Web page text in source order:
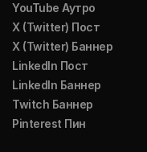
YouTube Аутро
X (Twitter) Пост
X (Twitter) Баннер
LinkedIn Пост
LinkedIn Баннер
Twitch Баннер
Pinterest Пин